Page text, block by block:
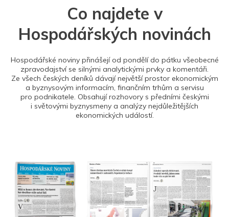
Co najdete v
Hospodářských novinách
Hospodářské noviny přinášejí od pondělí do pátku všeobecné
zpravodajství se silnými analytickými prvky a komentáři.
Ze všech českých deníků dávají největší prostor ekonomickým
a byznysovým informacím, finančním trhům a servisu
pro podnikatele. Obsahují rozhovory s předními českými
i světovými byznysmeny a analýzy nejdůležitějších
ekonomických událostí.